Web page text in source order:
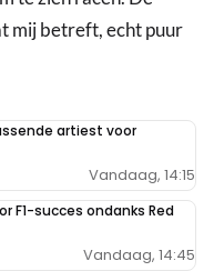
mij betreft, echt puur
artiest voor
Vandaag, 14:15
F1-succes ondanks Red
Vandaag, 14:45